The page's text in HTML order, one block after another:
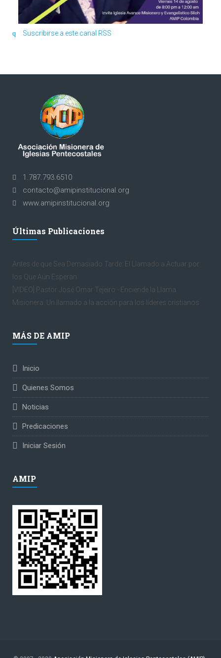
Suscribirse a este canal RSS
1.787.793.6510
contacto@amipinstitucional.org
www.amipinstitucional.org
Últimas Publicaciones
Antes de que Sea Demasiado Tarde: El Llamado a Actuar por
los Que Aún Esperan
[VIDEO] Pastor José Omar Tejeiro - Enciende la Llama
Misionera. Un llamado a la acción para los líderes cristianos
MÁS DE AMIP
Inicio
Quienes Somos
Noticias
Predicaciones
Iniciar Sesión
AMIP